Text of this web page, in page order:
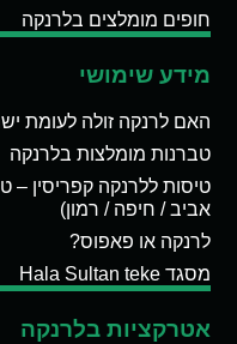
חופים מומלצים בלרנקה
מידע שימושי
האם לרנקה זולה לעומת
טברנות מומלצות בלרנקה
טיסות ללרנקה קפריסין –
אביב / חיפה / רמון)
לרנקה או פאפוס?
מסגד Hala Sultan teke
אטרקציות בלרנקה